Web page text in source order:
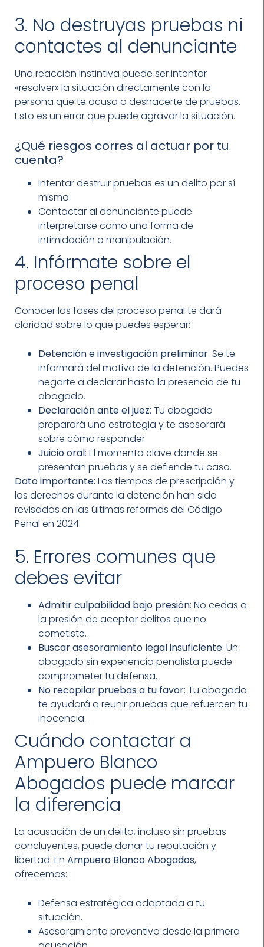
3. No destruyas pruebas ni
contactes al denunciante
Una reacción instintiva puede ser intentar
«resolver» la situación directamente con la
persona que te acusa o deshacerte de pruebas.
Esto es un error que puede agravar la situación.
¿Qué riesgos corres al actuar por tu
cuenta?
Intentar destruir pruebas es un delito por sí
mismo.
Contactar al denunciante puede
interpretarse como una forma de
intimidación o manipulación.
4. Infórmate sobre el
proceso penal
Conocer las fases del proceso penal te dará
claridad sobre lo que puedes esperar:
Detención e investigación preliminar: Se te
informará del motivo de la detención. Puedes
negarte a declarar hasta la presencia de tu
abogado.
Declaración ante el juez: Tu abogado
preparará una estrategia y te asesorará
sobre cómo responder.
Juicio oral: El momento clave donde se
presentan pruebas y se defiende tu caso.
Dato importante: Los tiempos de prescripción y
los derechos durante la detención han sido
revisados en las últimas reformas del Código
Penal en 2024.
5. Errores comunes que
debes evitar
Admitir culpabilidad bajo presión: No cedas a
la presión de aceptar delitos que no
cometiste.
Buscar asesoramiento legal insuficiente: Un
abogado sin experiencia penalista puede
comprometer tu defensa.
No recopilar pruebas a tu favor: Tu abogado
te ayudará a reunir pruebas que refuercen tu
inocencia.
Cuándo contactar a
Ampuero Blanco
Abogados puede marcar
la diferencia
La acusación de un delito, incluso sin pruebas
concluyentes, puede dañar tu reputación y
libertad. En Ampuero Blanco Abogados,
ofrecemos:
Defensa estratégica adaptada a tu
situación.
Asesoramiento preventivo desde la primera